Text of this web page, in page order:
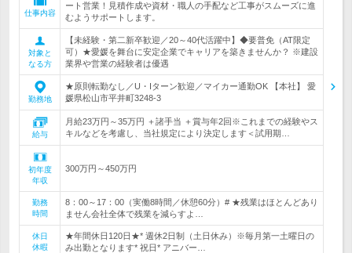
仕事内容
ート営業！見積作成や資材・職人の手配など工事がスムーズに進
むようサポートします。
対象と
なる方
【未経験・第二新卒歓迎／20～40代活躍中】◆要普免（AT限定
可）★愛媛を舞台に安定企業でキャリアを築きませんか？ ※建設
業界や営業の経験者は優遇
勤務地
★原則転勤なし／U・Iターン歓迎／マイカー通勤OK 【本社】 愛
媛県松山市平井町3248-3
給与
月給23万円～35万円 ＋諸手当 ＋賞与年2回※これまでの経験やス
キルなどを考慮し、当社規定により決定します＜試用期…
初年度
年収
300万円～450万円
勤務
時間
8：00～17：00（実働8時間／休憩60分）# ★残業はほとんどあり
ません会社全体で残業を減らすよ…
休日
休暇
★年間休日120日★* 週休2日制（土日休み）※毎月第一土曜日の
み出勤となります* 祝日* アニバー…